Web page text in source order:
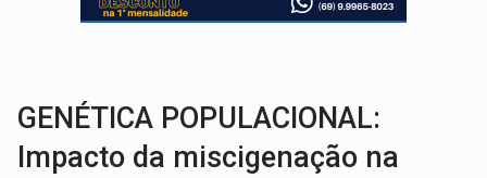
MATERIAL: Brasil tem grandes reservas de urânio, mas produz pouco e
GENÉTICA POPULACIONAL:
Impacto da miscigenação na